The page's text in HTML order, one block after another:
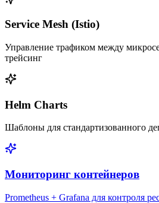
Service Mesh (Istio)
Управление трафиком между
трейсинг
Helm Charts
Шаблоны для стандартизованного
Мониторинг контейнеров
Prometheus + Grafana для контроля